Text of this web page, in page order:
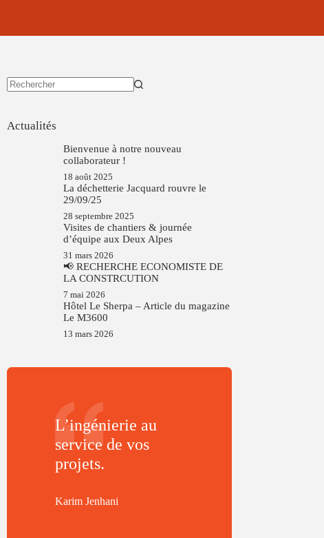
Actualités
Bienvenue à notre nouveau
collaborateur !
18 août 2025
La déchetterie Jacquard rouvre le
29/09/25
28 septembre 2025
Visites de chantiers & journée
d’équipe aux Deux Alpes
31 mars 2026
📢 RECHERCHE ECONOMISTE DE
LA CONSTRCUTION
7 mai 2026
Hôtel Le Sherpa – Article du magazine
Le M3600
13 mars 2026
L’ingénierie au
service de vos
projets.
Karim Jenhani